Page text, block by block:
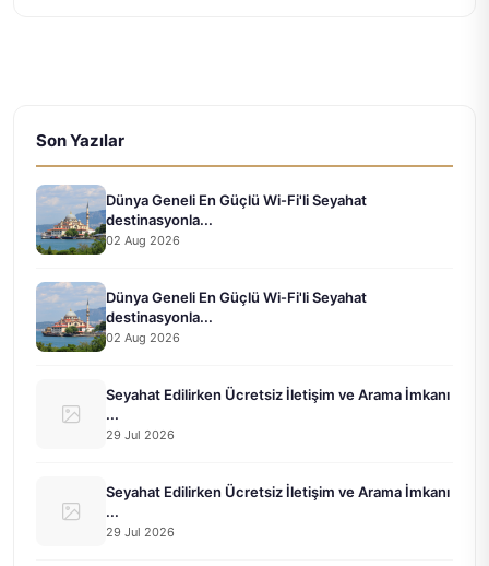
Son Yazılar
Dünya Geneli En Güçlü Wi-Fi'li Seyahat
destinasyonla...
02 Aug 2026
Dünya Geneli En Güçlü Wi-Fi'li Seyahat
destinasyonla...
02 Aug 2026
Seyahat Edilirken Ücretsiz İletişim ve Arama İmkanı
...
29 Jul 2026
Seyahat Edilirken Ücretsiz İletişim ve Arama İmkanı
...
29 Jul 2026